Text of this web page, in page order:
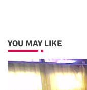
YOU MAY LIKE